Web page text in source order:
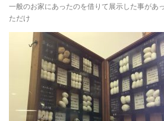
一般のお家にあったのを借りて展示した事があ
ただけ